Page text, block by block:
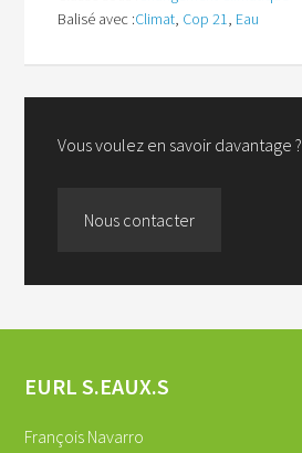
Balisé avec :Climat, Cop 21, Eau
Vous voulez en savoir davantage ?
Nous contacter
EURL S.EAUX.S
François Navarro